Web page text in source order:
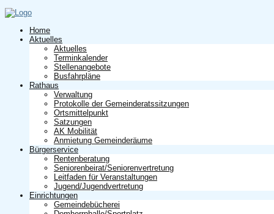
Home
Aktuelles
Aktuelles
Terminkalender
Stellenangebote
Busfahrpläne
Rathaus
Verwaltung
Protokolle der Gemeinderatssitzungen
Ortsmittelpunkt
Satzungen
AK Mobilität
Anmietung Gemeinderäume
Bürgerservice
Rentenberatung
Seniorenbeirat/Seniorenvertretung
Leitfaden für Veranstaltungen
Jugend/Jugendvertretung
Einrichtungen
Gemeindebücherei